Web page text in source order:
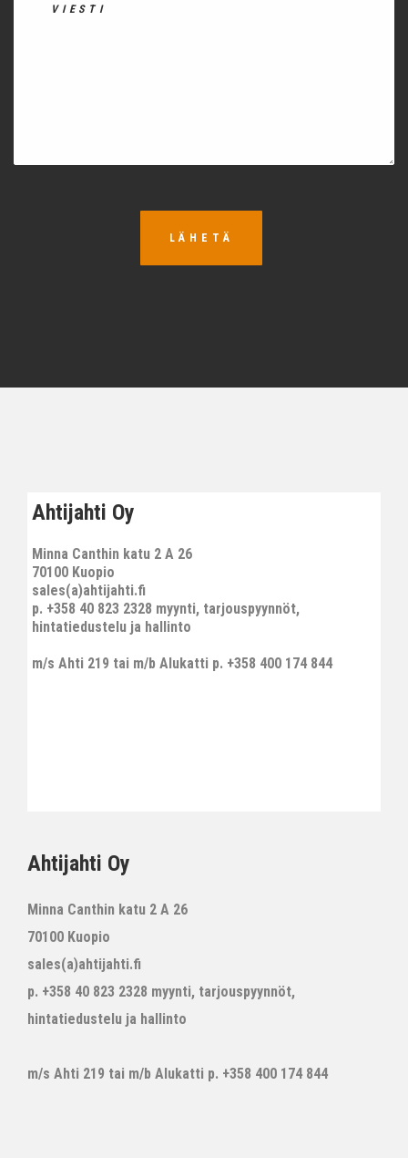
LÄHETÄ
Ahtijahti Oy
Minna Canthin katu 2 A 26
70100 Kuopio
sales(a)ahtijahti.fi
p. +358 40 823 2328 myynti, tarjouspyynnöt,
hintatiedustelu ja hallinto
m/s Ahti 219 tai m/b Alukatti p. +358 400 174 844
Ahtijahti Oy
Minna Canthin katu 2 A 26
70100 Kuopio
sales(a)ahtijahti.fi
p. +358 40 823 2328 myynti, tarjouspyynnöt,
hintatiedustelu ja hallinto
m/s Ahti 219 tai m/b Alukatti p. +358 400 174 844